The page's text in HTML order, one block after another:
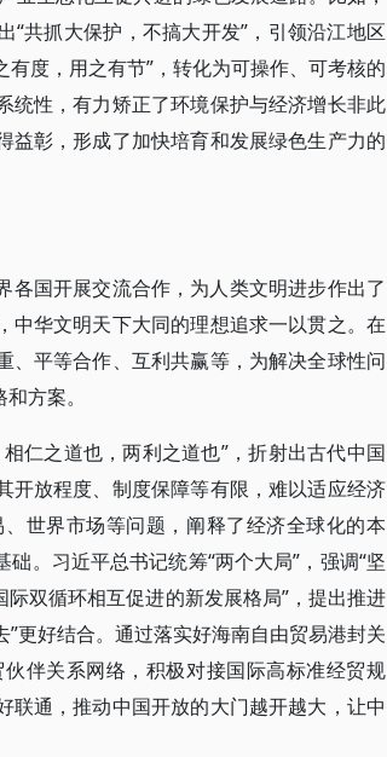
共抓大保护，不搞大开发”，引领沿江地区
度，用之有节”，转化为可操作、可考核的
统性，有力矫正了环境保护与经济增长非此
益彰，形成了加快培育和发展绿色生产力的
国开展交流合作，为人类文明进步作出了
华文明天下大同的理想追求一以贯之。在
平等合作、互利共赢等，为解决全球性问
方案。
仁之道也，两利之道也”，折射出古代中国
开放程度、制度保障等有限，难以适应经济
世界市场等问题，阐释了经济全球化的本
。习近平总书记统筹“两个大局”，强调“坚
双循环相互促进的新发展格局”，提出推进
更好结合。通过落实好海南自由贸易港封关
伴关系网络，积极对接国际高标准经贸规
联通，推动中国开放的大门越开越大，让中